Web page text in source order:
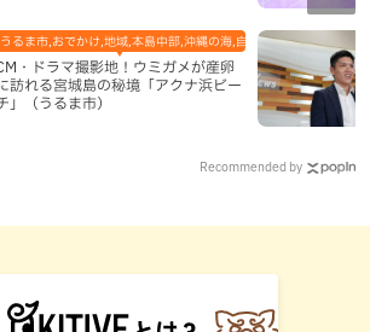
・ドラマ撮影地！ウミガメが産卵
訪れる宮城島の秘境「アクナ浜ビー
」（うるま市）
うるま市,おでかけ,地域,本島中部,沖縄の海,自然
Recommended by